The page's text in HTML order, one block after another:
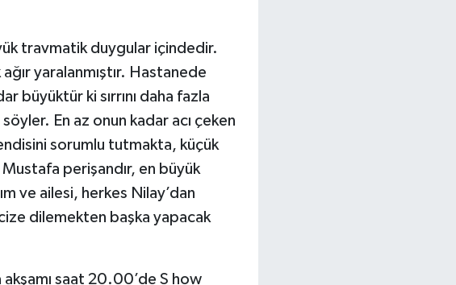
travmatik duygular içindedir.
yaralanmıştır. Hastanede
büyüktür ki sırrını daha fazla
En az onun kadar acı çeken
sorumlu tutmakta, küçük
perişandır, en büyük
ve ailesi, herkes Nilay’dan
dilemekten başka yapacak
akşamı saat 20.00’de S how